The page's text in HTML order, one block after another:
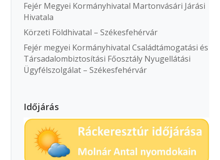
Fejér Megyei Kormányhivatal Martonvásári Járási
Hivatala
Körzeti Földhivatal – Székesfehérvár
Fejér megyei Kormányhivatal Családtámogatási és
Társadalombiztosítási Főosztály Nyugellátási
Ügyfélszolgálat – Székesfehérvár
Időjárás